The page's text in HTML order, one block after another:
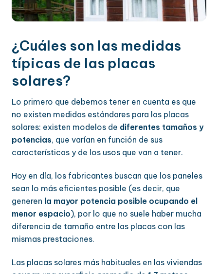
¿Cuáles son las medidas
típicas de las placas
solares?
Lo primero que debemos tener en cuenta es que
no existen medidas estándares para las placas
solares: existen modelos de diferentes tamaños y
potencias, que varían en función de sus
características y de los usos que van a tener.
Hoy en día, los fabricantes buscan que los paneles
sean lo más eficientes posible (es decir, que
generen la mayor potencia posible ocupando el
menor espacio), por lo que no suele haber mucha
diferencia de tamaño entre las placas con las
mismas prestaciones.
Las placas solares más habituales en las viviendas